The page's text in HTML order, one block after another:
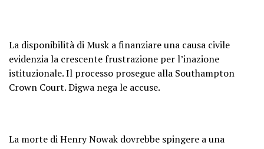
La disponibilità di Musk a finanziare una causa civile
evidenzia la crescente frustrazione per l’inazione
istituzionale. Il processo prosegue alla Southampton
Crown Court. Digwa nega le accuse.
La morte di Henry Nowak dovrebbe spingere a una